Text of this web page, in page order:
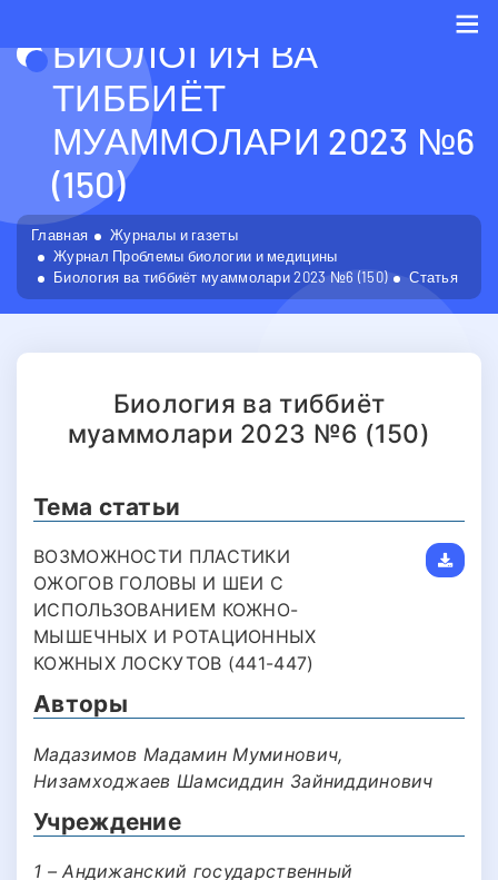
БИОЛОГИЯ ВА
ТИББИЁТ
МУАММОЛАРИ 2023 №6
(150)
Главная
Журналы и газеты
Журнал Проблемы биологии и медицины
Биология ва тиббиёт муаммолари 2023 №6 (150)
Статья
Биология ва тиббиёт
муаммолари 2023 №6 (150)
Тема статьи
ВОЗМОЖНОСТИ ПЛАСТИКИ
ОЖОГОВ ГОЛОВЫ И ШЕИ С
ИСПОЛЬЗОВАНИЕМ КОЖНО-
МЫШЕЧНЫХ И РОТАЦИОННЫХ
КОЖНЫХ ЛОСКУТОВ (441-447)
Авторы
Мадазимов Мадамин Муминович,
Низамходжаев Шамсиддин Зайниддинович
Учреждение
1 – Андижанский государственный